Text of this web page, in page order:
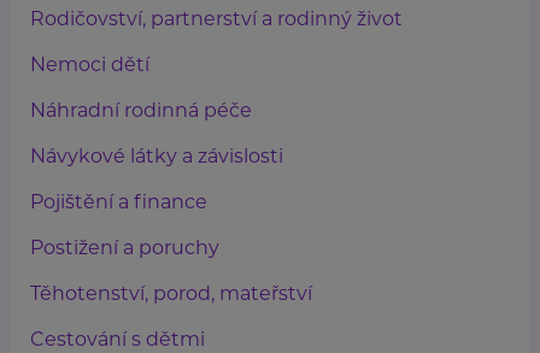
Rodičovství, partnerství a rodinný život
Nemoci dětí
Náhradní rodinná péče
Návykové látky a závislosti
Pojištění a finance
Postižení a poruchy
Těhotenství, porod, mateřství
Cestování s dětmi